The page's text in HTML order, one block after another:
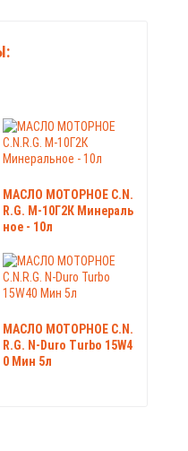
МАСЛО МОТОРНОЕ C.N.
R.G. М-10Г2К Минераль
ное - 10л
МАСЛО МОТОРНОЕ C.N.
R.G. N-Duro Turbo 15W4
0 Мин 5л